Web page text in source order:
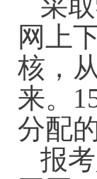
网上
核，
来。
分配
报